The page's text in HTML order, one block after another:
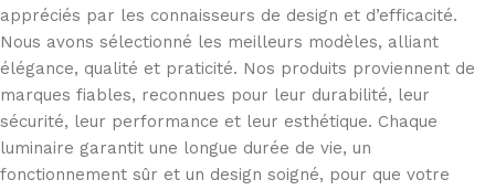
appréciés par les connaisseurs de design et d’efficacité.
Nous avons sélectionné les meilleurs modèles, alliant
élégance, qualité et praticité. Nos produits proviennent de
marques fiables, reconnues pour leur durabilité, leur
sécurité, leur performance et leur esthétique. Chaque
luminaire garantit une longue durée de vie, un
fonctionnement sûr et un design soigné, pour que votre